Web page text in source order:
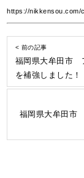
https://nikkensou.com/
< 前の記事
福岡県大牟田市
を補強しました！
福岡県大牟田